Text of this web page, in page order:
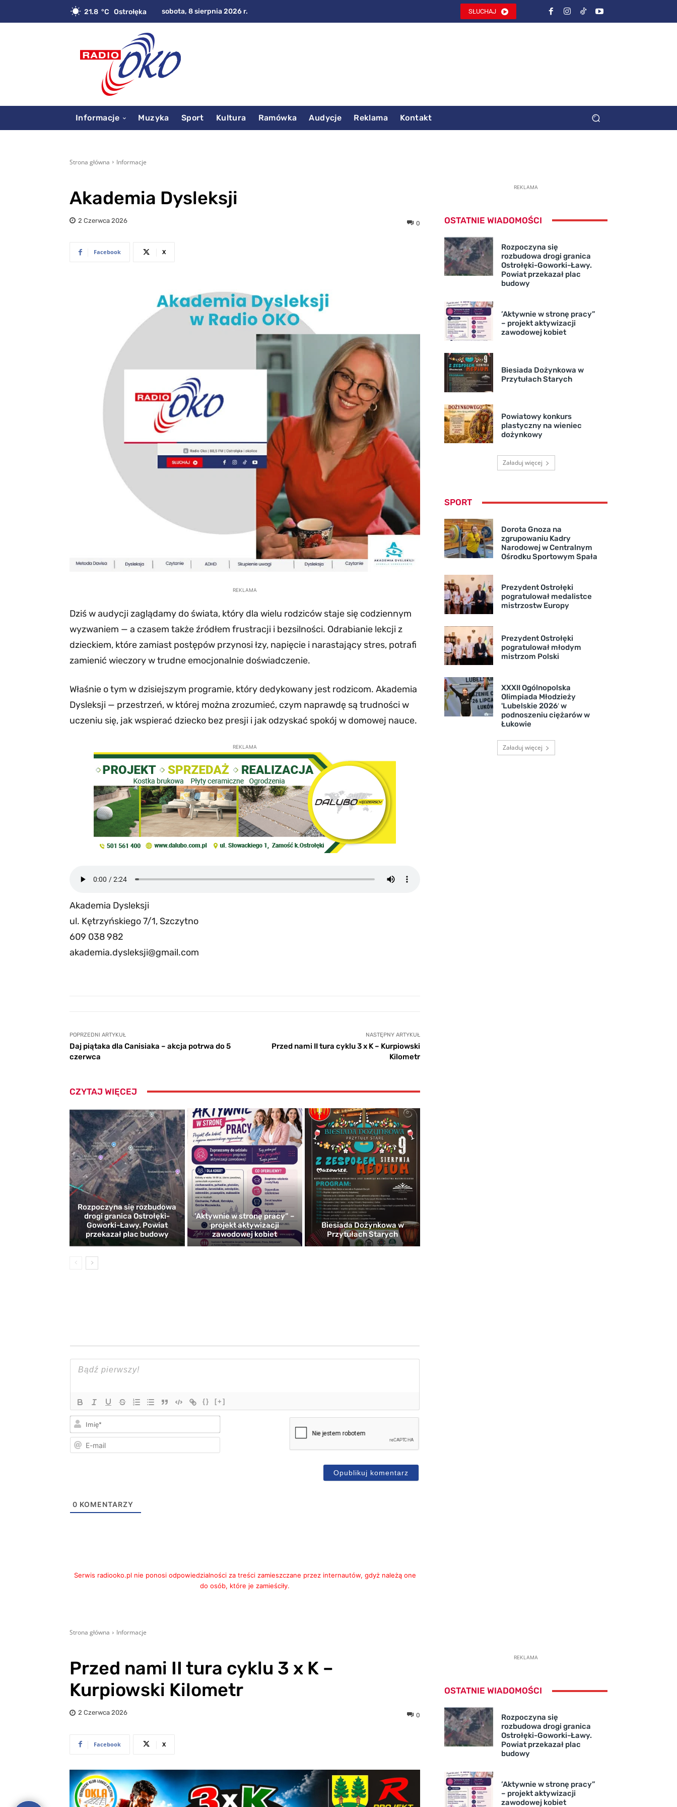
21.8 C Ostrołęka sobota, 8 sierpnia 2026 r. SŁUCHAJ
Informacje Muzyka Sport Kultura Ramówka Audycje Reklama Kontakt
Strona główna Informacje
Akademia Dysleksji
2 Czerwca 2026 0
Facebook X
REKLAMA
Dziś w audycji zaglądamy do świata, który dla wielu rodziców staje się codziennym
wyzwaniem — a czasem także źródłem frustracji i bezsilności. Odrabianie lekcji z
dzieckiem, które zamiast postępów przynosi łzy, napięcie i narastający stres, potrafi
zamienić wieczory w trudne emocjonalnie doświadczenie.
Właśnie o tym w dzisiejszym programie, który dedykowany jest rodzicom. Akademia
Dysleksji — przestrzeń, w której można zrozumieć, czym naprawdę są trudności w
uczeniu się, jak wspierać dziecko bez presji i jak odzyskać spokój w domowej nauce.
REKLAMA
Akademia Dysleksji
ul. Kętrzyńskiego 7/1, Szczytno
609 038 982
akademia.dysleksji@gmail.com
POPRZEDNI ARTYKUŁ
Daj piątaka dla Canisiaka – akcja potrwa do 5
czerwca
NASTĘPNY ARTYKUŁ
Przed nami II tura cyklu 3 x K – Kurpiowski
Kilometr
CZYTAJ WIĘCEJ
Rozpoczyna się rozbudowa
drogi granica Ostrołęki-
Goworki-Ławy. Powiat
przekazał plac budowy
’Aktywnie w stronę pracy” –
projekt aktywizacji
zawodowej kobiet
Biesiada Dożynkowa w
Przytułach Starych
{} [+]
mail
0 KOMENTARZY
Serwis radiooko.pl nie ponosi odpowiedzialności za treści zamieszczane przez internautów, gdyż należą one
do osób, które je zamieściły.
REKLAMA
OSTATNIE WIADOMOŚCI
Rozpoczyna się
rozbudowa drogi granica
Ostrołęki-Goworki-Ławy.
Powiat przekazał plac
budowy
’Aktywnie w stronę pracy”
– projekt aktywizacji
zawodowej kobiet
Biesiada Dożynkowa w
Przytułach Starych
Powiatowy konkurs
plastyczny na wieniec
dożynkowy
Załaduj więcej
SPORT
Dorota Gnoza na
zgrupowaniu Kadry
Narodowej w Centralnym
Ośrodku Sportowym Spała
Prezydent Ostrołęki
pogratulował medalistce
mistrzostw Europy
Prezydent Ostrołęki
pogratulował młodym
mistrzom Polski
XXXII Ogólnopolska
Olimpiada Młodzieży
'Lubelskie 2026′ w
podnoszeniu ciężarów w
Łukowie
Załaduj więcej